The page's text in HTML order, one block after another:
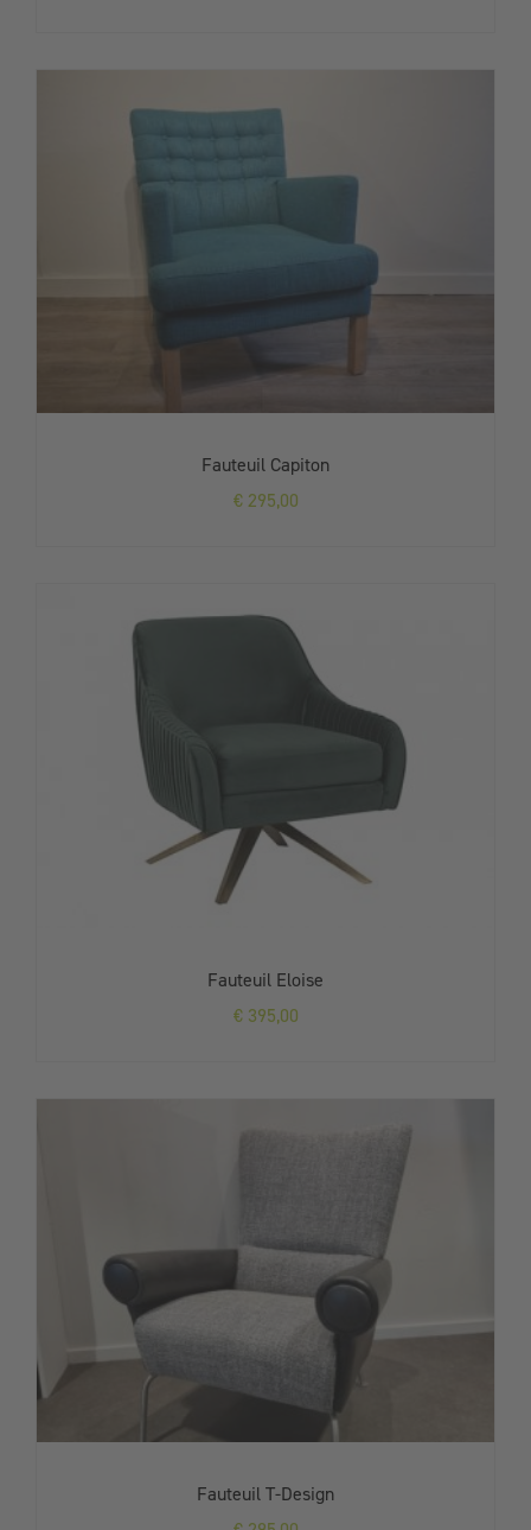
Fauteuil Capiton
€295,00
Fauteuil Eloise
€ 395,00
Fauteuil T-Design